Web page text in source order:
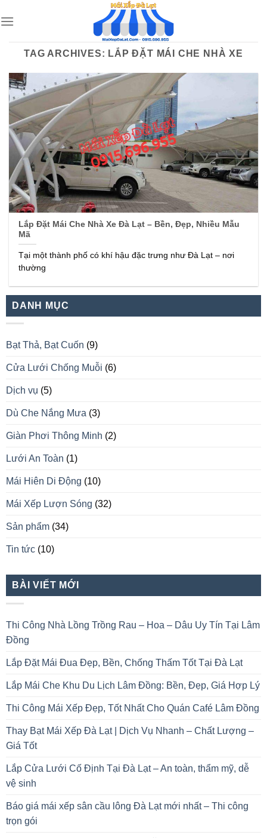
to
TAG ARCHIVES: LẮP ĐẶT MÁI CHE NHÀ XE
Lắp Đặt Mái Che Nhà Xe Đà Lạt – Bền, Đẹp, Nhiều Mẫu
Mã
Tại một thành phố có khí hậu đặc trưng như Đà Lạt – nơi
thường
DANH MỤC
Bạt Thả, Bạt Cuốn (9)
Cửa Lưới Chống Muỗi (6)
Dịch vụ (5)
Dù Che Nắng Mưa (3)
Giàn Phơi Thông Minh (2)
Lưới An Toàn (1)
Mái Hiên Di Động (10)
Mái Xếp Lượn Sóng (32)
Sản phẩm (34)
Tin tức (10)
BÀI VIẾT MỚI
Thi Công Nhà Lồng Trồng Rau – Hoa – Dâu Uy Tín Tại Lâm
Đồng
Lắp Đặt Mái Đua Đẹp, Bền, Chống Thấm Tốt Tại Đà Lạt
Lắp Mái Che Khu Du Lịch Lâm Đồng: Bền, Đẹp, Giá Hợp Lý
Thi Công Mái Xếp Đẹp, Tốt Nhất Cho Quán Café Lâm Đồng
Thay Bạt Mái Xếp Đà Lạt | Dịch Vụ Nhanh – Chất Lượng –
Giá Tốt
Lắp Cửa Lưới Cố Định Tại Đà Lạt – An toàn, thẩm mỹ, dễ
vệ sinh
Báo giá mái xếp sân cầu lông Đà Lạt mới nhất – Thi công
trọn gói